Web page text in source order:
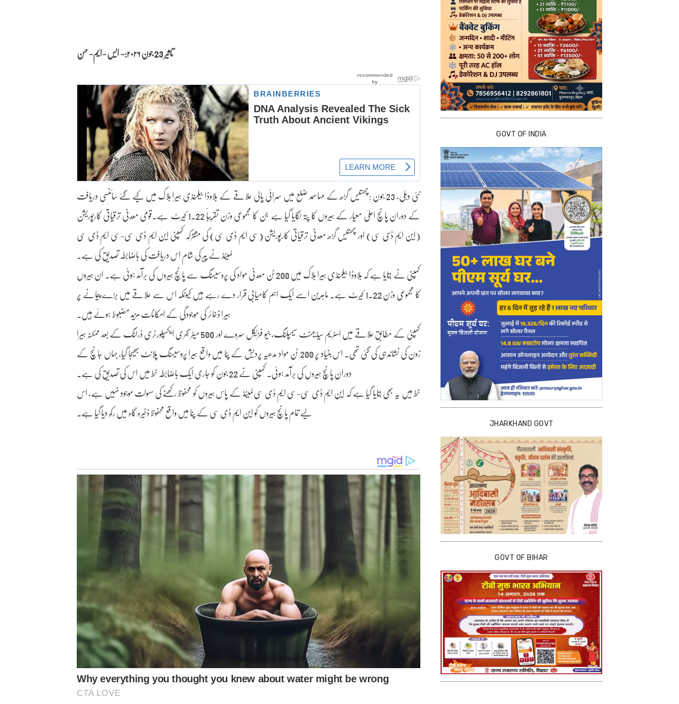
تاثیر 23 جون ۲۰۲۶:- ایس -ایم- حسن
نئی دہلی، 23 جون :چھتیس گڑھ کے مہاسمد ضلع میں سرائی پالی علاقے کے بلاوڈا بیلمْنڈی ہیرا بلاک میں کیے گئے سائنسی دریافت
کے دوران پانچ اعلیٰ معیار کے ہیروں کا پتہ لگایا گیا ہے جن کا مجموعی وزن تقریباً 1.22 کیرٹ ہے۔قومی معدنی ترقیاتی کارپوریشن
(این ایم ڈی سی) اور چھتیس گڑھ معدنی ترقیاتی کارپوریشن (سی ایم ڈی سی) کی مشترکہ کمپنی این ایم ڈی سی-سی ایم ڈی سی
لمیٹڈ نے پیر کی شام اس دریافت کی باضابطہ تصدیق کی ہے۔
کمپنی نے بتایا ہے کہ بلاوڈا بیلمْنڈی ہیرا بلاک میں 200 ٹن معدنی مواد کی پروسیسنگ سے پانچ ہیروں کی برآمد ہوئی ہے۔ ان ہیروں
کا مجموعی وزن 1.22 کیرٹ ہے۔ ماہرین اسے ایک اہم کامیابی قرار دے رہے ہیں کیونکہ اس سے علاقے میں بڑے پیمانے پر
ہیرا ذخائر کی موجودگی کے امکانات مزید مضبوط ہوئے ہیں۔
کمپنی کے مطابق علاقے میں اسٹریم سیڈیمنٹ سیمپلنگ، جیو فزیکل سروے اور 500 میٹر گہری ایکسپلورٹری ڈرلنگ کے بعد ممکنہ ہیرا
زون کی نشاندہی کی گئی تھی۔ اس بنیاد پر 200 ٹن مواد مدھیہ پردیش کے پنا میں واقع ہیرا پروسیسنگ پلانٹ بھیجا گیا، جہاں جانچ کے
دوران پانچ ہیروں کی برآمد ہوئی۔ کمپنی نے 22 جون کو جاری ایک باضابطہ خط میں اس کی تصدیق کی ہے۔
خط میں یہ بھی بتایا گیا ہے کہ این ایم ڈی سی-سی ایم ڈی سی لمیٹڈ کے پاس ہیروں کو محفوظ رکھنے کی سہولت موجود نہیں ہے، اس
لیے تمام پانچ ہیروں کو این ایم ڈی سی کے پنا میں واقع محفوظ ذخیرہ گاہ میں رکھ دیا گیا ہے۔
GOVT OF INDIA
JHARKHAND GOVT
GOVT OF BIHAR